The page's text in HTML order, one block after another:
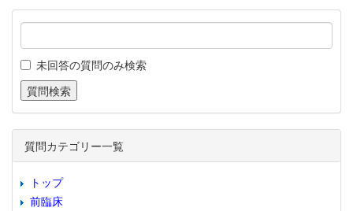
未回答の質問のみ検索
質問カテゴリー一覧
トップ
前臨床